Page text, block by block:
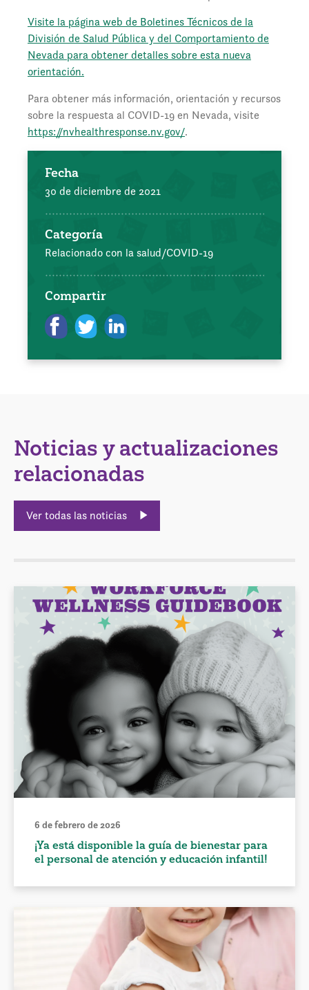
Visite la página web de Boletines Técnicos de la
División de Salud Pública y del Comportamiento de
Nevada para obtener detalles sobre esta nueva
orientación.
Para obtener más información, orientación y recursos
sobre la respuesta al COVID-19 en Nevada, visite
https://nvhealthresponse.nv.gov/.
Fecha
30 de diciembre de 2021
Categoría
Relacionado con la salud/COVID-19
Compartir
Noticias y actualizaciones
relacionadas
Ver todas las noticias
6 de febrero de 2026
¡Ya está disponible la guía de bienestar para
el personal de atención y educación infantil!